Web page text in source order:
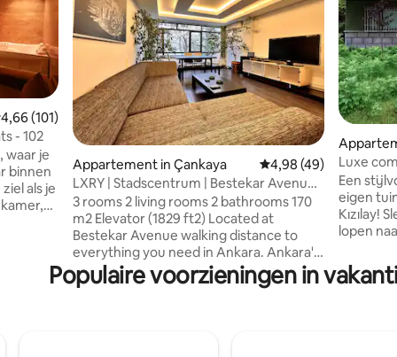
beoordeling van 4,66 op 5, 101 recensies
4,66 (101)
- 102
waar je
binnen
als je
Appartement in Çankaya Gemiddelde
4,98 (49)
LXRY | Stadscentrum | Bestekar Avenue
170 m2
3 rooms 2 living rooms 2 bathrooms 170
m2 Elevator (1829 ft2) Located at
Bestekar Avenue walking distance to
everything you need in Ankara. Ankara's
best Restaurants Cafes Bars located at
Bestekar avenue. Turkish parliament
Luxe
Kızılay!
Een
eigen
Kızılay!
lopen
Hoogtepunten:
sfeer Ruime en moderne woonruimtes 3
Populaire voorzieningen in